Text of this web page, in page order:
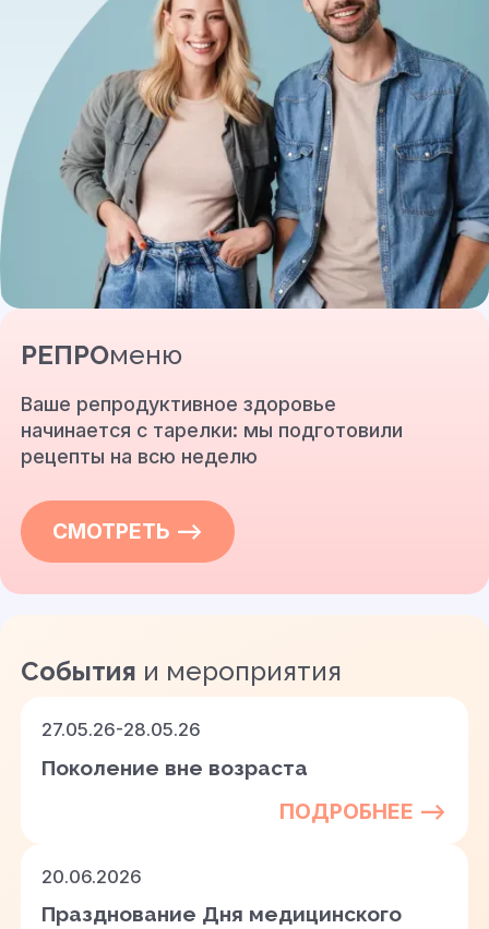
РЕПРОменю
Ваше репродуктивное здоровье
начинается с тарелки: мы подготовили
рецепты на всю неделю
СМОТРЕТЬ —>
События и мероприятия
27.05.26-28.05.26
Поколение вне возраста
ПОДРОБНЕЕ —>
20.06.2026
Празднование Дня медицинского